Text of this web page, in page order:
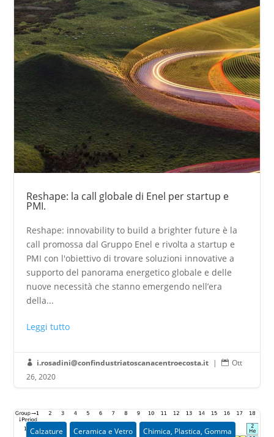
Reshape: la call globale di Enel per startup e
PMI.
Reshape: innovability to build a brighter future è la
call promossa dal Gruppo Enel e rivolta a startup e
PMI con l'obiettivo di trovare soluzioni innovative a
supporto del panorama energetico globale e delle
nuove necessità che stanno emergendo nell’era
della...
Leggi tutto
 i.rosadini@confindustriatoscanacentroecosta.it |  Ott
26, 2020
Calzature Ceramica e Vetro Chimica, Plastica, Gomma